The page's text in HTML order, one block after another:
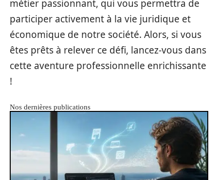
métier passionnant, qui vous permettra de
participer activement à la vie juridique et
économique de notre société. Alors, si vous
êtes prêts à relever ce défi, lancez-vous dans
cette aventure professionnelle enrichissante
!
Nos dernières publications